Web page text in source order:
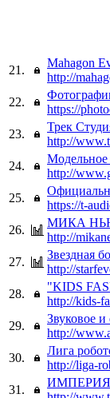
21.
Mahagon
http://
22.
https://
23.
Трек
http://
24.
Модельное
http://
25.
https://t-
26.
МИКА
http://
27.
Звездная
http://
28.
"KIDS
http://kids-
29.
Звуковое и
http://
30.
Лига
http://liga-
31.
ИМПЕРИЯ